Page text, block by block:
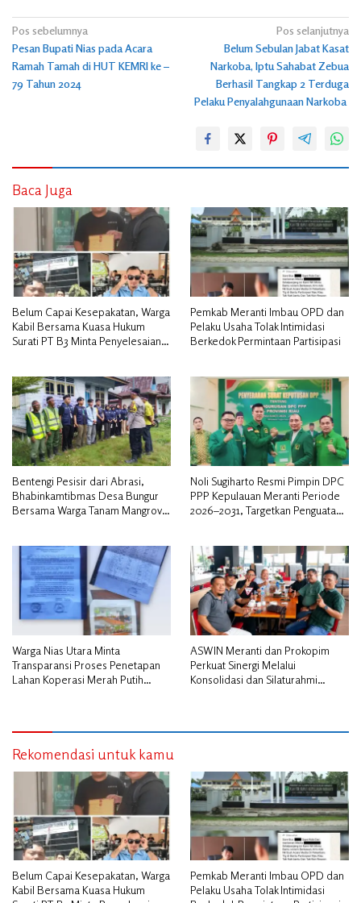
Navigasi
pos
Pos sebelumnya
Pesan Bupati Nias pada Acara
Ramah Tamah di HUT KEMRI ke –
79 Tahun 2024
Pos selanjutnya
Belum Sebulan Jabat Kasat
Narkoba, Iptu Sahabat Zebua
Berhasil Tangkap 2 Terduga
Pelaku Penyalahgunaan Narkoba
Baca Juga
Belum Capai Kesepakatan, Warga
Kabil Bersama Kuasa Hukum
Surati PT B3 Minta Penyelesaian
Pemkab Meranti Imbau OPD dan
Pelaku Usaha Tolak Intimidasi
Berkedok Permintaan Partisipasi
Bentengi Pesisir dari Abrasi,
Bhabinkamtibmas Desa Bungur
Bersama Warga Tanam Mangrove
Noli Sugiharto Resmi Pimpin DPC
PPP Kepulauan Meranti Periode
2026–2031, Targetkan Penguatan
Warga Nias Utara Minta
Transparansi Proses Penetapan
Lahan Koperasi Merah Putih
ASWIN Meranti dan Prokopim
Perkuat Sinergi Melalui
Konsolidasi dan Silaturahmi
Rekomendasi untuk kamu
Belum Capai Kesepakatan, Warga
Kabil Bersama Kuasa Hukum
Pemkab Meranti Imbau OPD dan
Pelaku Usaha Tolak Intimidasi